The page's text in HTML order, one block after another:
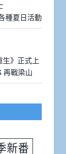
種夏日活動
生》正式上
再戰梁山
新番